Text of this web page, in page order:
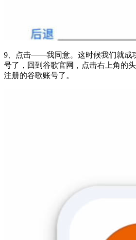
9、点击——我同意。这时候我们就成
号了，回到谷歌官网，点击右上角的
注册的谷歌账号了。